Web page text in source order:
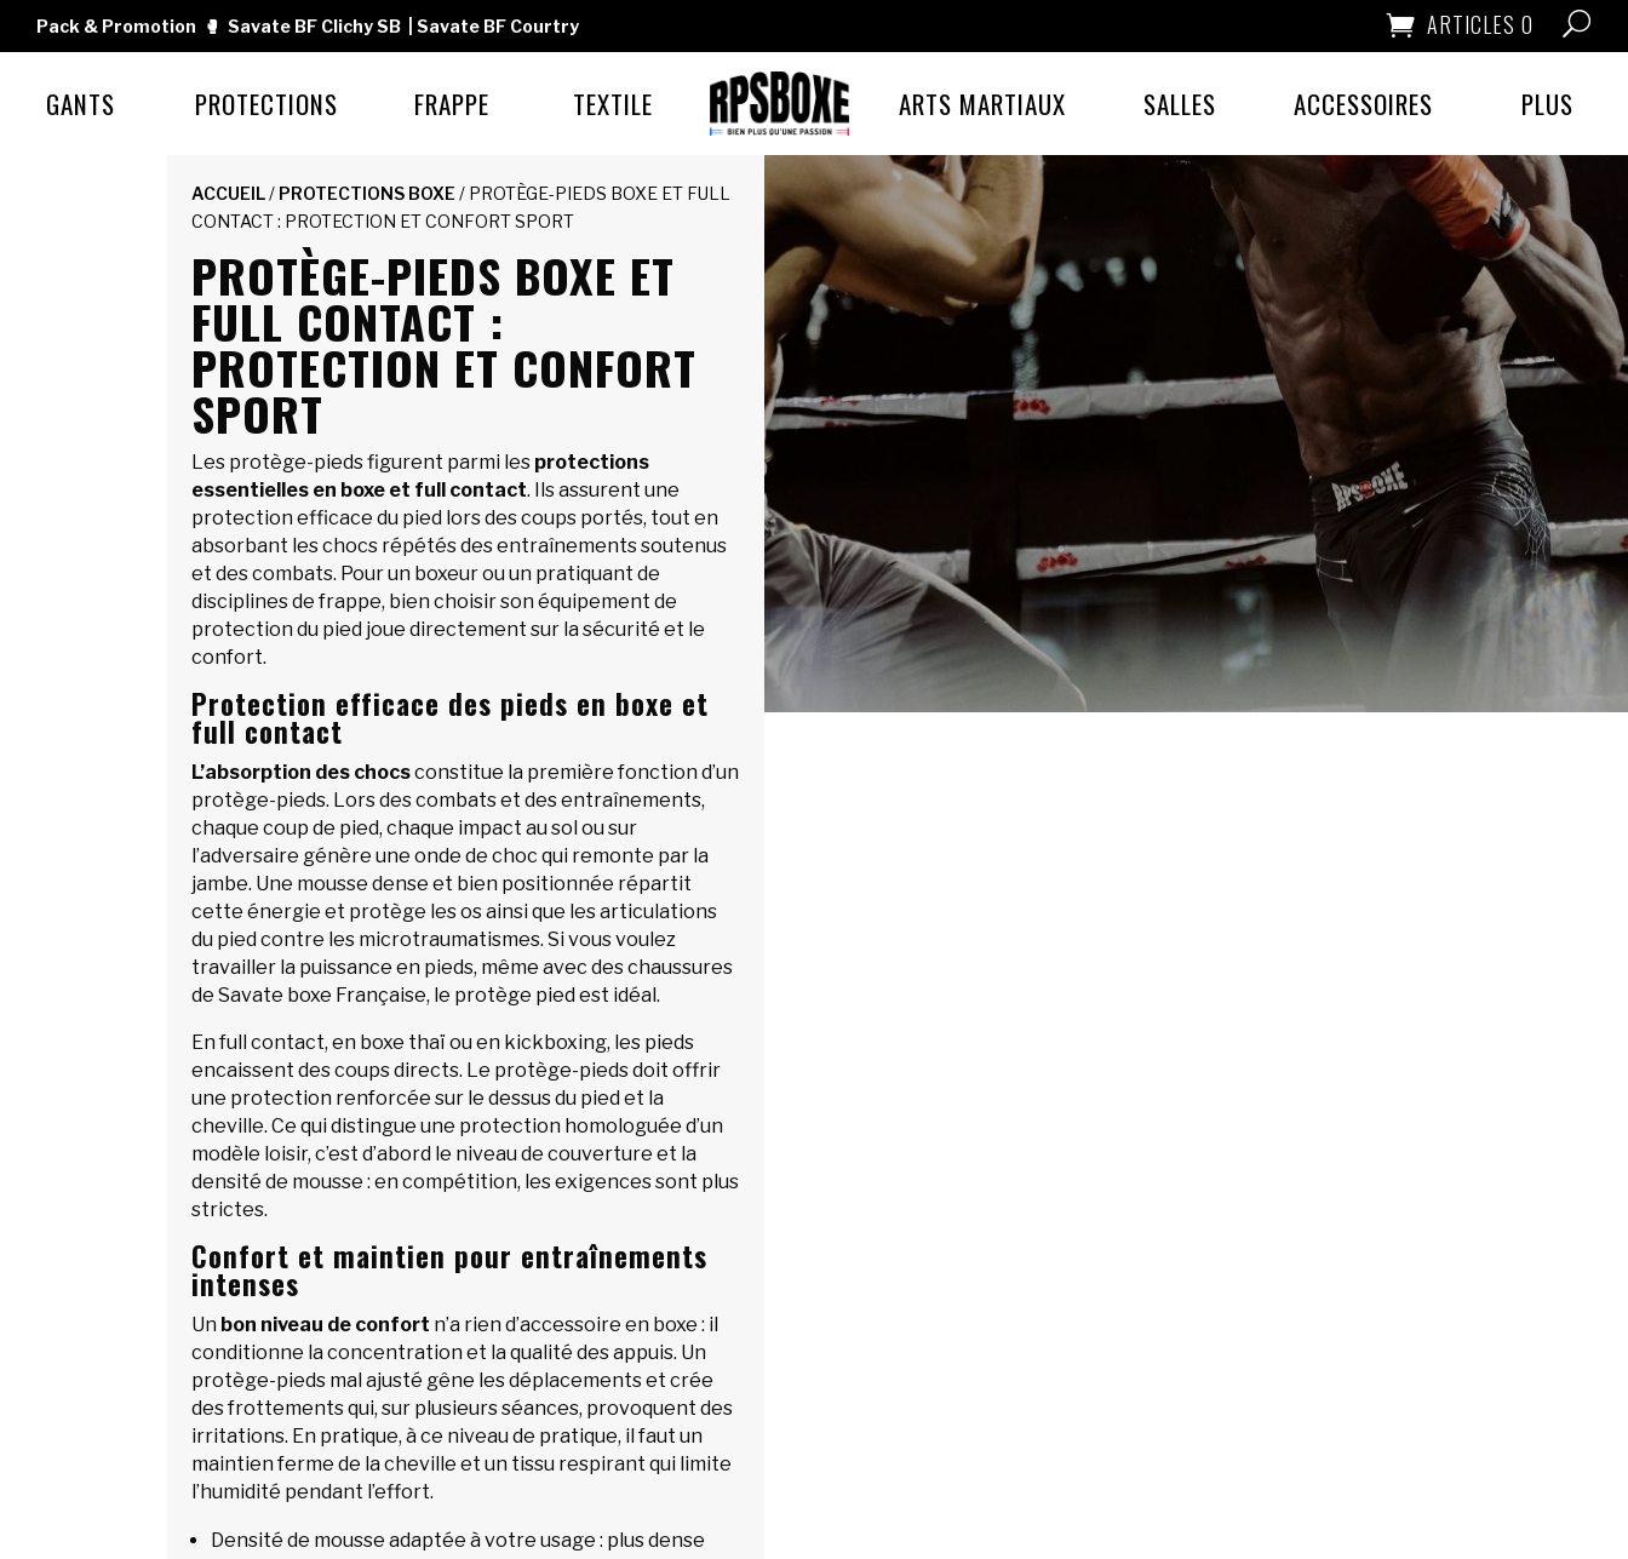
Pack & Promotion 🥊 Savate BF Clichy SB Savate BF Courtry ARTICLES 0
GANTS PROTECTIONS FRAPPE TEXTILE ARTS MARTIAUX SALLES ACCESSOIRES PLUS
ACCUEIL/ PROTECTIONS BOXE / PROTÈGE-PIEDS BOXE ET FULL
CONTACT : PROTECTION ET CONFORT SPORT
PROTÈGE-PIEDS BOXE ET
FULL CONTACT :
PROTECTION ET CONFORT
SPORT
Les protège-pieds figurent parmi les protections
essentielles en boxe et full contact. Ils assurent une
protection efficace du pied lors des coups portés, tout en
absorbant les chocs répétés des entraînements soutenus
et des combats. Pour un boxeur ou un pratiquant de
disciplines de frappe, bien choisir son équipement de
protection du pied joue directement sur la sécurité et le
confort.
Protection efficace des pieds en boxe et
full contact
L’absorption des chocsconstitue la première fonction d’un
protège-pieds. Lors des combats et des entraînements,
chaque coup de pied, chaque impact au sol ou sur
l’adversaire génère une onde de choc qui remonte par la
jambe. Une mousse dense et bien positionnée répartit
cette énergie et protège les os ainsi que les articulations
du pied contre les microtraumatismes. Si vous voulez
travailler la puissance en pieds, même avec des chaussures
de Savate boxe Française, le protège pied est idéal.
En full contact, en boxe thaï ou en kickboxing, les pieds
encaissent des coups directs. Le protège-pieds doit offrir
une protection renforcée sur le dessus du pied et la
cheville. Ce qui distingue une protection homologuée d’un
modèle loisir, c’est d’abord le niveau de couverture et la
densité de mousse : en compétition, les exigences sont plus
strictes.
Confort et maintien pour entraînements
intenses
Un bon niveau de confort n’a rien d’accessoire en boxe : il
conditionne la concentration et la qualité des appuis. Un
protège-pieds mal ajusté gêne les déplacements et crée
des frottements qui, sur plusieurs séances, provoquent des
irritations. En pratique, à ce niveau de pratique, il faut un
maintien ferme de la cheville et un tissu respirant qui limite
l’humidité pendant l’effort.
Densité de mousse adaptée à votre usage : plus dense